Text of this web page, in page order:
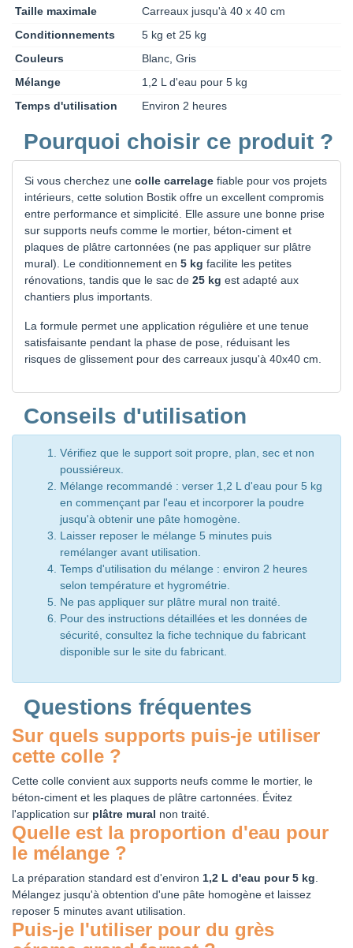
Taille maximale
Carreaux jusqu'à 40 x 40 cm
Conditionnements
5 kg et 25 kg
Couleurs
Blanc, Gris
Mélange
1,2 L d'eau pour 5 kg
Temps d'utilisation
Environ 2 heures
Pourquoi choisir ce produit ?
Si vous cherchez une colle carrelage fiable pour vos projets
intérieurs, cette solution Bostik offre un excellent compromis
entre performance et simplicité. Elle assure une bonne prise
sur supports neufs comme le mortier, béton-ciment et
plaques de plâtre cartonnées (ne pas appliquer sur plâtre
mural). Le conditionnement en 5 kg facilite les petites
rénovations, tandis que le sac de 25 kg est adapté aux
chantiers plus importants.
La formule permet une application régulière et une tenue
satisfaisante pendant la phase de pose, réduisant les
risques de glissement pour des carreaux jusqu'à 40x40 cm.
Conseils d'utilisation
Vérifiez que le support soit propre, plan, sec et non
poussiéreux.
Mélange recommandé : verser 1,2 L d'eau pour 5 kg
en commençant par l'eau et incorporer la poudre
jusqu'à obtenir une pâte homogène.
Laisser reposer le mélange 5 minutes puis
remélanger avant utilisation.
Temps d'utilisation du mélange : environ 2 heures
selon température et hygrométrie.
Ne pas appliquer sur plâtre mural non traité.
Pour des instructions détaillées et les données de
sécurité, consultez la fiche technique du fabricant
disponible sur le site du fabricant.
Questions fréquentes
Sur quels supports puis-je utiliser
cette colle ?
Cette colle convient aux supports neufs comme le mortier, le
béton-ciment et les plaques de plâtre cartonnées. Évitez
l'application sur plâtre mural non traité.
Quelle est la proportion d'eau pour
le mélange ?
La préparation standard est d'environ 1,2 L d'eau pour 5 kg
Mélangez jusqu'à obtention d'une pâte homogène et laissez
reposer 5 minutes avant utilisation.
Puis-je l'utiliser pour du grès